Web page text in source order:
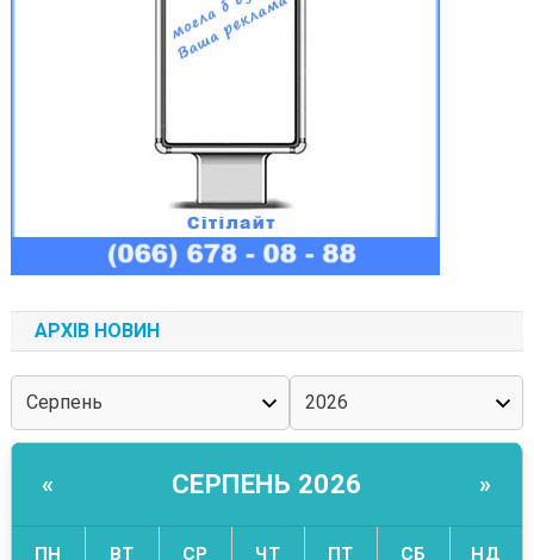
АРХІВ НОВИН
« СЕРПЕНЬ 2026 »
ПН ВТ СР ЧТ ПТ СБ НД